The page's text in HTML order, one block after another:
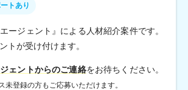
トあり
ージェント』による人材紹介案件です。
トが受け付けます。
ェントからのご連絡をお待ちください。
登録の方もご応募いただけます。